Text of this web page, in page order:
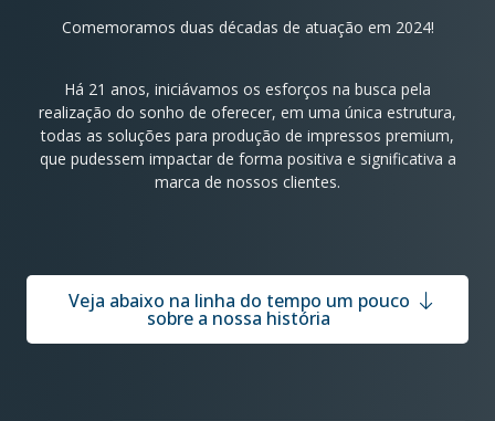
Comemoramos duas décadas de atuação em 2024!
Há 21 anos, iniciávamos os esforços na busca pela
realização do sonho de oferecer, em uma única estrutura,
todas as soluções para produção de impressos premium,
que pudessem impactar de forma positiva e significativa a
marca de nossos clientes.
Veja abaixo na linha do tempo um pouco
sobre a nossa história